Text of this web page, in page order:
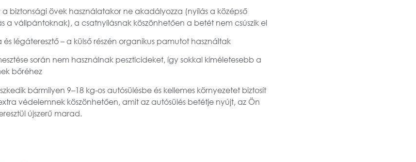
biztonsági övek használatakor ne akadályozza (nyílás a középső
a vállpántoknak), a csatnyílásnak köszönhetően a betét nem csúszik el
légáteresztő – a külső részén organikus pamutot használtak
során nem használnak peszticideket, így sokkal kíméletesebb a
bőréhez
bármilyen 9–18 kg-os autósülésbe és kellemes környezetet biztosít
védelemnek köszönhetően, amit az autósülés betétje nyújt, az Ön
újszerű marad.